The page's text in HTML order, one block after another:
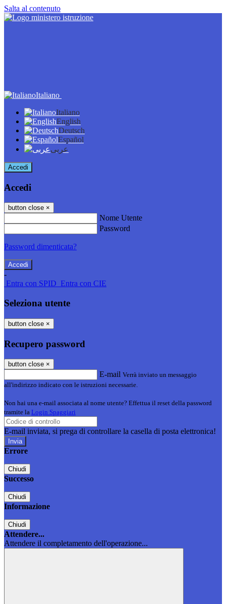
Salta al contenuto
Italiano
Italiano
English
Deutsch
Español
عربى
Accedi
Accedi
button close ×
Nome Utente
Password
Password dimenticata?
-
Entra con SPID Entra con CIE
Seleziona utente
button close ×
Recupero password
button close ×
E-mail Verrà inviato un messaggio
all'indirizzo indicato con le istruzioni necessarie.
Non hai una e-mail associata al nome utente? Effettua il reset della password
tramite la Login Spaggiari
E-mail inviata, si prega di controllare la casella di posta elettronica!
Errore
Chiudi
Successo
Chiudi
Informazione
Chiudi
Attendere...
Attendere il completamento dell'operazione...